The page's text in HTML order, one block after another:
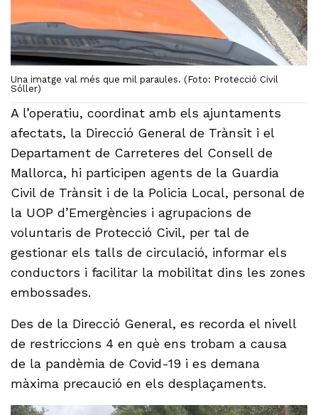
Una imatge val més que mil paraules. (Foto: Protecció Civil
Sóller)
A l’operatiu, coordinat amb els ajuntaments
afectats, la Direcció General de Trànsit i el
Departament de Carreteres del Consell de
Mallorca, hi participen agents de la Guardia
Civil de Trànsit i de la Policia Local, personal de
la UOP d’Emergències i agrupacions de
voluntaris de Protecció Civil, per tal de
gestionar els talls de circulació, informar els
conductors i facilitar la mobilitat dins les zones
embossades.
Des de la Direcció General, es recorda el nivell
de restriccions 4 en què ens trobam a causa
de la pandèmia de Covid-19 i es demana
màxima precaució en els desplaçaments.